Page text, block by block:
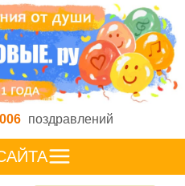
поздравлений